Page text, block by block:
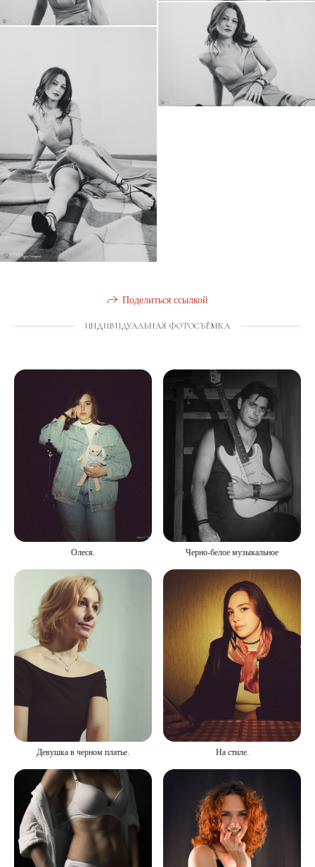
Поделиться ссылкой
ИНДИВИДУАЛЬНАЯ ФОТОСЪЁМКА
Олеся. Черно-белое музыкальное
Девушка в черном платье. На стиле.